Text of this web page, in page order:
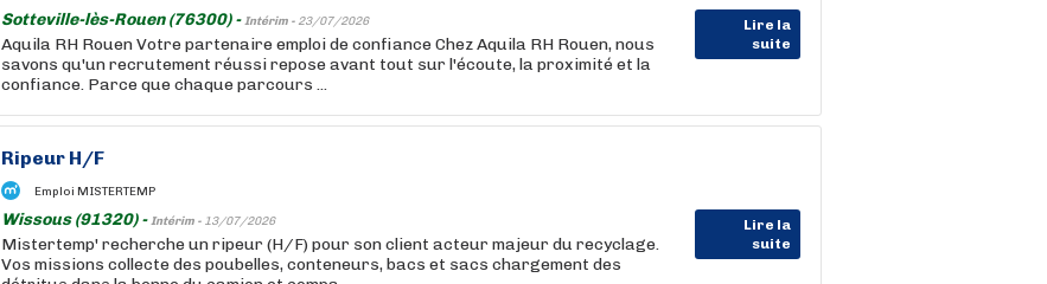
Sotteville-lès-Rouen (76300) -Intérim - 23/07/2026
Lire la
suite
Aquila RH Rouen Votre partenaire emploi de confiance Chez Aquila RH Rouen, nous
savons qu'un recrutement réussi repose avant tout sur l'écoute, la proximité et la
confiance. Parce que chaque parcours ...
Ripeur H/F
Emploi MISTERTEMP
Wissous (91320) -Intérim - 13/07/2026
Lire la
suite
Mistertemp' recherche un ripeur (H/F) pour son client acteur majeur du recyclage.
Vos missions collecte des poubelles, conteneurs, bacs et sacs chargement des